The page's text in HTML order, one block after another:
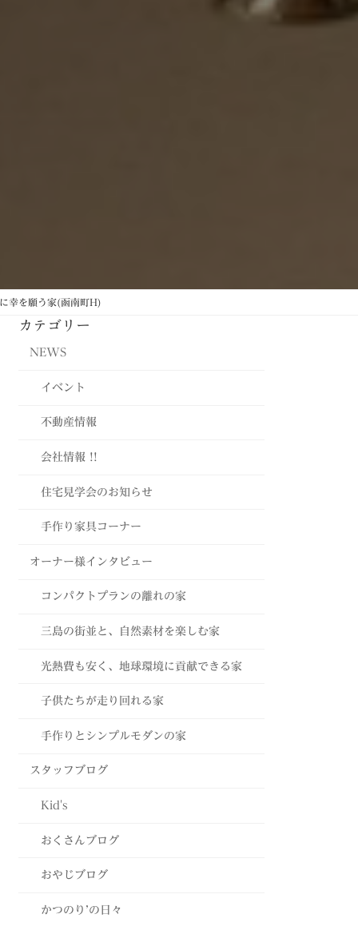
幸を願う家(函南町H)
カテゴリー
NEWS
イベント
不動産情報
会社情報 !!
住宅見学会のお知らせ
手作り家具コーナー
オーナー様インタビュー
コンパクトプランの離れの家
三島の街並と、自然素材を楽しむ家
光熱費も安く、地球環境に貢献できる家
子供たちが走り回れる家
手作りとシンプルモダンの家
スタッフブログ
Kid's
おくさんブログ
おやじブログ
かつのり’の日々